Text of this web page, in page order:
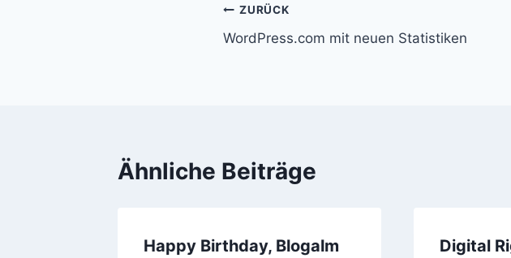
Beitragsnavigation
ZURÜCK
WordPress.com mit neuen Statistiken
Ähnliche Beiträge
Happy Birthday, Blogalm
Digital